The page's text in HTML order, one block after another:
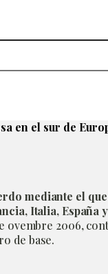
en el sur de
mediante el
Italia, España
ovembre 2006,
de base.